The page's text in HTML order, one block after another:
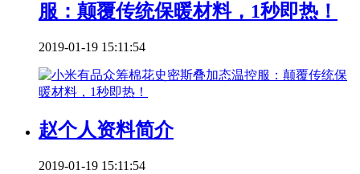
服：颠覆传统保暖材料，1秒即热！
2019-01-19 15:11:54
赵个人资料简介
2019-01-19 15:11:54